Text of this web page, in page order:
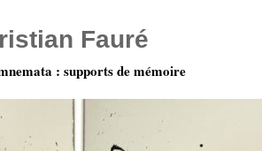
Fauré
: supports de mémoire